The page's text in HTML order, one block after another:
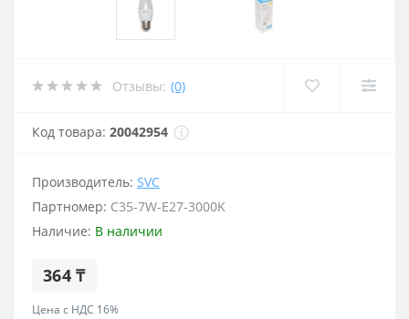
Отзывы: (0)
Код товара: 20042954
Производитель: SVC
Партномер: C35-7W-E27-3000K
Наличие: В наличии
364 ₸
Цена с НДС 16%